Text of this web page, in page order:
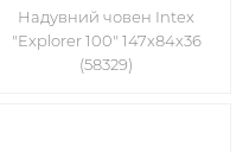
Надувний човен Intex
"Explorer 100" 147х84х36
(58329)